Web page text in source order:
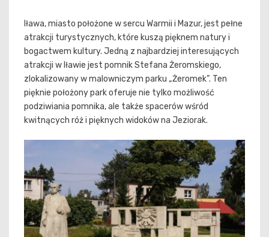
Iława, miasto położone w sercu Warmii i Mazur, jest pełne
atrakcji turystycznych, które kuszą pięknem natury i
bogactwem kultury. Jedną z najbardziej interesujących
atrakcji w Iławie jest pomnik Stefana Żeromskiego,
zlokalizowany w malowniczym parku „Żeromek”. Ten
pięknie położony park oferuje nie tylko możliwość
podziwiania pomnika, ale także spacerów wśród
kwitnących róż i pięknych widoków na Jeziorak.